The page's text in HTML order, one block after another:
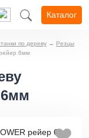
Каталог
по дереву → Резцы
6мм
6мм